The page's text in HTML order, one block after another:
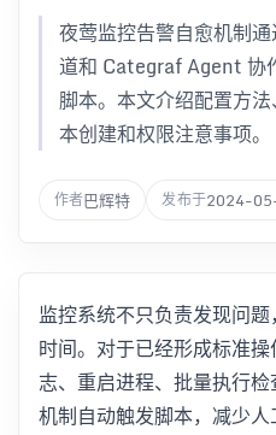
夜莺监控告警自愈机制
道和 Categraf Agent 协
脚本。本文介绍配置方
本创建和权限注意事项。
作者巴辉特 发布于2024-
监控系统不只负责发现问
时间。对于已经形成标准
志、重启进程、批量执行
机制自动触发脚本，减少人